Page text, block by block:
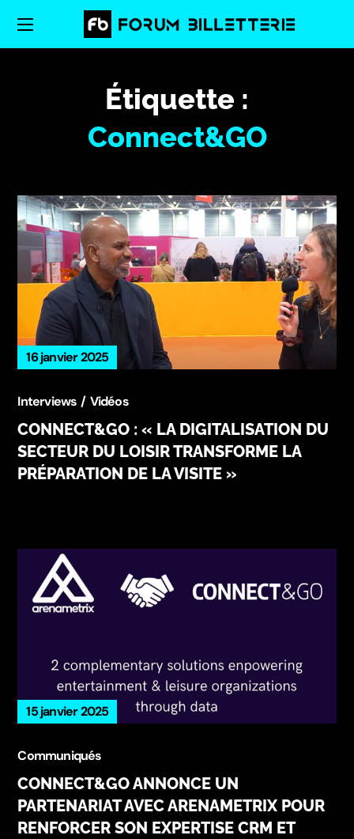
Étiquette :
Connect&GO
16 janvier 2025
Interviews Vidéos
CONNECT&GO : « LA DIGITALISATION DU
SECTEUR DU LOISIR TRANSFORME LA
PRÉPARATION DE LA VISITE »
15 janvier 2025
Communiqués
CONNECT&GO ANNONCE UN
PARTENARIAT AVEC ARENAMETRIX POUR
RENFORCER SON EXPERTISE CRM ET